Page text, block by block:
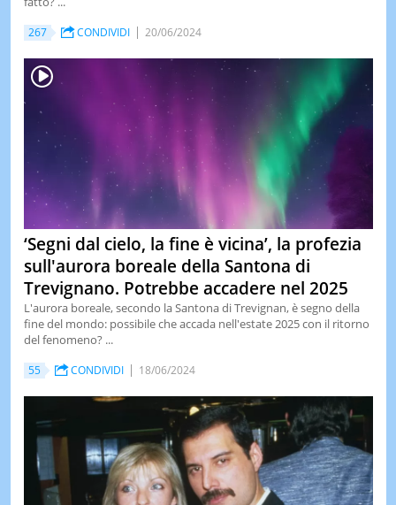
267 CONDIVIDI 20/06/2024
‘Segni dal cielo, la fine è vicina’, la profezia
sull'aurora boreale della Santona di
Trevignano. Potrebbe accadere nel 2025
L'aurora boreale, secondo la Santona di Trevignan, è segno della
fine del mondo: possibile che accada nell'estate 2025 con il ritorno
del fenomeno? ...
55 CONDIVIDI 18/06/2024